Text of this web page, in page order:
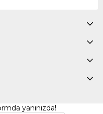
yanınızda!